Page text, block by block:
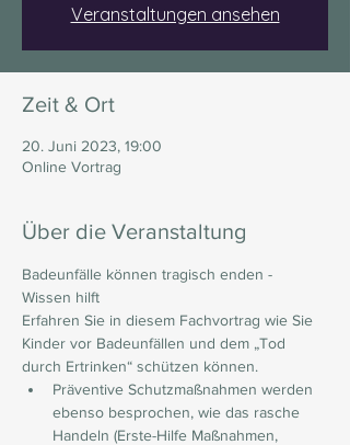
Veranstaltungen ansehen
Zeit & Ort
20. Juni 2023, 19:00
Online Vortrag
Über die Veranstaltung
Badeunfälle können tragisch enden -
Wissen hilft
Erfahren Sie in diesem Fachvortrag wie Sie
Kinder vor Badeunfällen und dem „Tod
durch Ertrinken“ schützen können.
Präventive Schutzmaßnahmen werden
ebenso besprochen, wie das rasche
Handeln (Erste-Hilfe Maßnahmen,